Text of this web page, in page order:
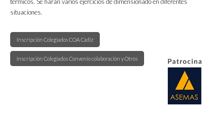
situaciones.
Inscripción Colegiados COA Cádiz
Inscripción Colegiados Convenio colaboración y Otros